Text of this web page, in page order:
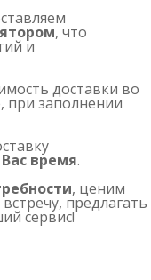
, что
и
доставки во
при заполнении
время.
, ценим
предлагать
сервис!